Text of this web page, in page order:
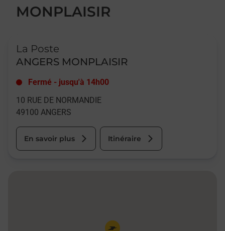
MONPLAISIR
La Poste
ANGERS MONPLAISIR
Fermé - jusqu'à 14h00
10 RUE DE NORMANDIE
49100 ANGERS
En savoir plus Itinéraire
Pin de la carte